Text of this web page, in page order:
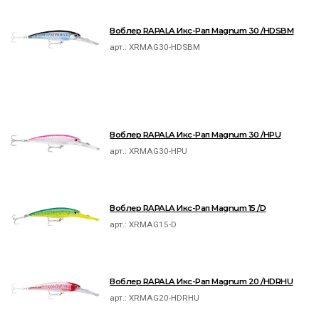
Воблер RAPALA Икс-Рап Magnum 30 /HDSBM
арт.:XRMAG30-HDSBM
Воблер RAPALA Икс-Рап Magnum 30 /HPU
арт.:XRMAG30-HPU
Воблер RAPALA Икс-Рап Magnum 15 /D
арт.:XRMAG15-D
Воблер RAPALA Икс-Рап Magnum 20 /HDRHU
арт.:XRMAG20-HDRHU